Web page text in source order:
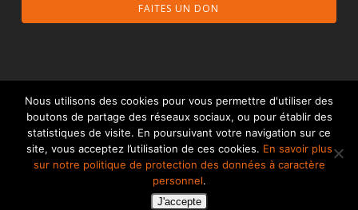
FAITES UN DON
© 2026 Talents et Partage.Mentions légales
Protection des données à caractère personnel
Nous utilisons des cookies pour vous permettre d'utiliser des
boutons de partage des réseaux sociaux, ou pour établir des
statistiques de visite. En poursuivant votre navigation sur ce
site, vous acceptez l’utilisation de ces cookies. En savoir plus
sur notre politique de protection des données à caractère
personnel.
J'accepte